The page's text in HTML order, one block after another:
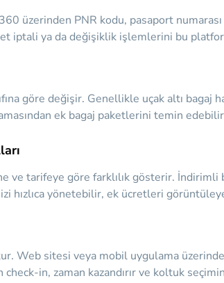
üzerinden PNR kodu, pasaport
iptali ya da değişiklik işlemlerini bu
göre değişir. Genellikle uçak altı bagaj
ek bagaj paketlerini temin
tarifeye göre farklılık gösterir.
hızlıca yönetebilir, ek ücretleri
Web sitesi veya mobil uygulama
in, zaman kazandırır ve koltuk